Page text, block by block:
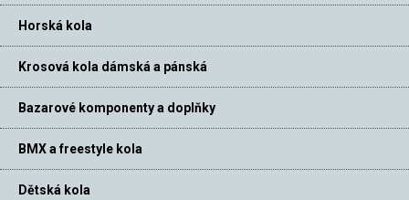
Horská kola
Krosová kola dámská a pánská
Bazarové komponenty a doplňky
BMX a freestyle kola
Dětská kola